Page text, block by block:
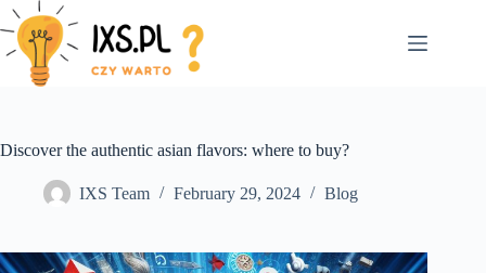
Skip
to
content
Discover the authentic asian flavors: where to buy?
IXS Team February 29, 2024 Blog